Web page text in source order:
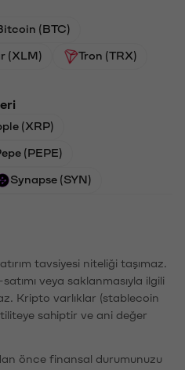
(BTC)
(XLM) Tron (TRX)
(XRP)
(PEPE)
Synapse (SYN)
tavsiyesi niteliği taşımaz.
veya saklanmasıyla ilgili
Kripto varlıklar (stablecoin
sahiptir ve ani değer
önce finansal durumunuzu